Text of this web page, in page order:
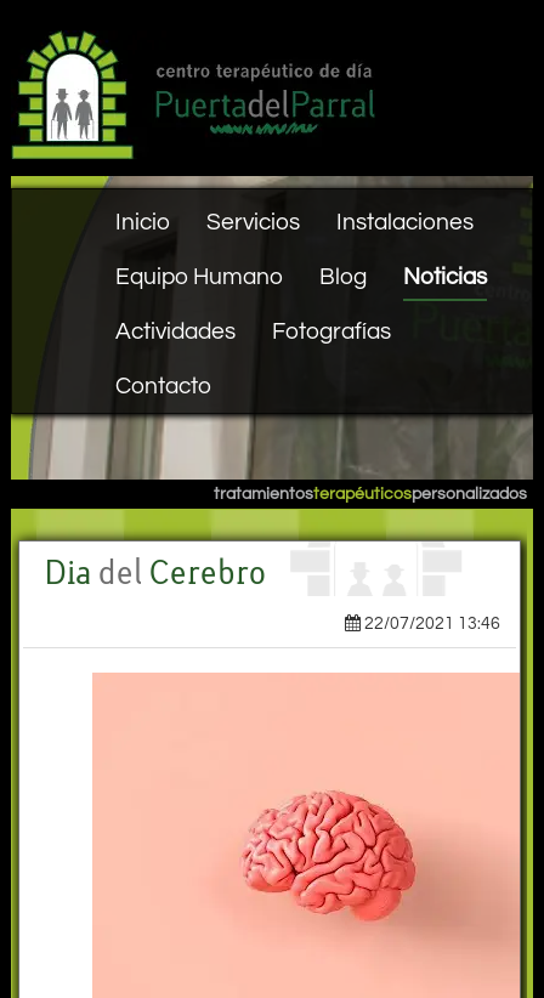
Inicio Servicios Instalaciones
Equipo Humano Blog Noticias
Actividades Fotografías
Contacto
tratamientosterapéuticospersonalizados
Dia del Cerebro
22/07/2021 13:46